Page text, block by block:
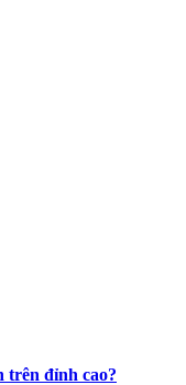
trên đỉnh cao?